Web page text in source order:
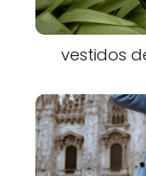
vestidos